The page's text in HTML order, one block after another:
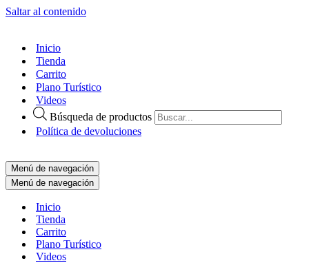
Saltar al contenido
Inicio
Tienda
Carrito
Plano Turístico
Videos
Búsqueda de productos
Política de devoluciones
Menú de navegación
Menú de navegación
Inicio
Tienda
Carrito
Plano Turístico
Videos